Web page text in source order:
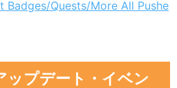
Quests/More All Pushe
ップデート・イベン